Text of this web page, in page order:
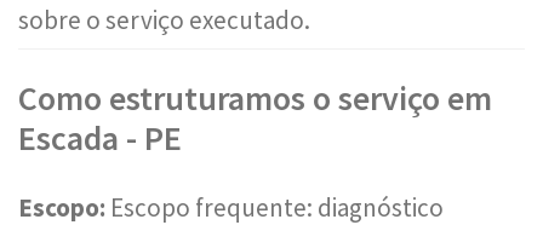
sobre o serviço executado.
Como estruturamos o serviço em
Escada - PE
Escopo: Escopo frequente: diagnóstico